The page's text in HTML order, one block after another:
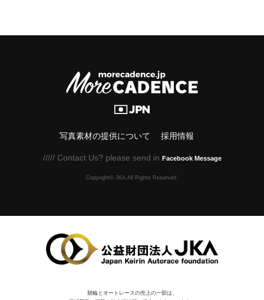
写真素材の提供について 採用情報
///// Contact Us? please send in Facebook Message
Copyright© JKA.All Rights Reserved.
競輪とオートレースの売上の一部は、